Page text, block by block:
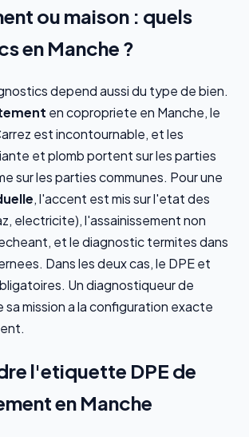
ou maison : quels
en Manche ?
depend aussi du type de bien.
en copropriete en Manche, le
est incontournable, et les
et plomb portent sur les parties
sur les parties communes. Pour une
, l'accent est mis sur l'etat des
electricite), l'assainissement non
et le diagnostic termites dans
Dans les deux cas, le DPE et
Un diagnostiqueur de
sa mission a la configuration exacte
l'etiquette DPE de
en Manche